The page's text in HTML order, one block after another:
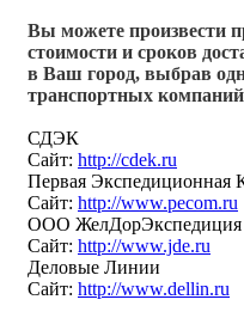
Вы можете произвести
стоимости и сроков
в Ваш город, выбрав
транспортных
СДЭК
Сайт: http://cdek.ru
Первая Экспедиционная
Сайт: http://www.pecom.ru
ООО ЖелДорЭкспедиция
Сайт: http://www.jde.ru
Деловые Линии
Сайт: http://www.dellin.ru